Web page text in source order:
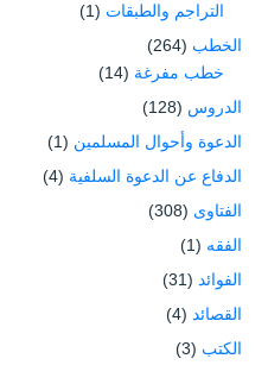
التراجم والطبقات (1)
الخطب (264)
خطب مفرغة (14)
الدروس (128)
الدعوة وأحوال المسلمين (1)
الدفاع عن الدعوة السلفية (4)
الفتاوى (308)
الفقه (1)
الفوائد (31)
القصائد (4)
الكتب (3)